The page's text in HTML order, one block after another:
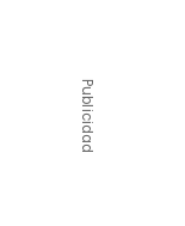
Publicidad